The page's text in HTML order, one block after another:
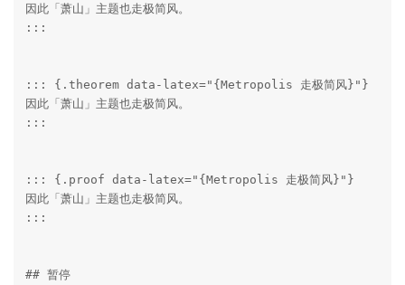
因此「萧山」主题也走极简风。
:::
::: {.theorem data-latex="{Metropolis 走极简风}"}
因此「萧山」主题也走极简风。
:::
::: {.proof data-latex="{Metropolis 走极简风}"}
因此「萧山」主题也走极简风。
:::
## 暂停